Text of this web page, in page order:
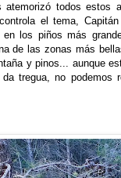
todos estos
el tema,
los piños más
de las zonas más
y pinos... aunque
tregua, no podemos